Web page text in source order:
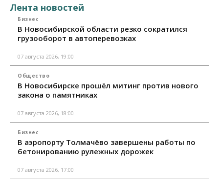
Лента новостей
Бизнес
В Новосибирской области резко сократился
грузооборот в автоперевозках
07 августа 2026, 19:00
Общество
В Новосибирске прошёл митинг против нового
закона о памятниках
07 августа 2026, 18:00
Бизнес
В аэропорту Толмачёво завершены работы по
бетонированию рулежных дорожек
07 августа 2026, 17:00